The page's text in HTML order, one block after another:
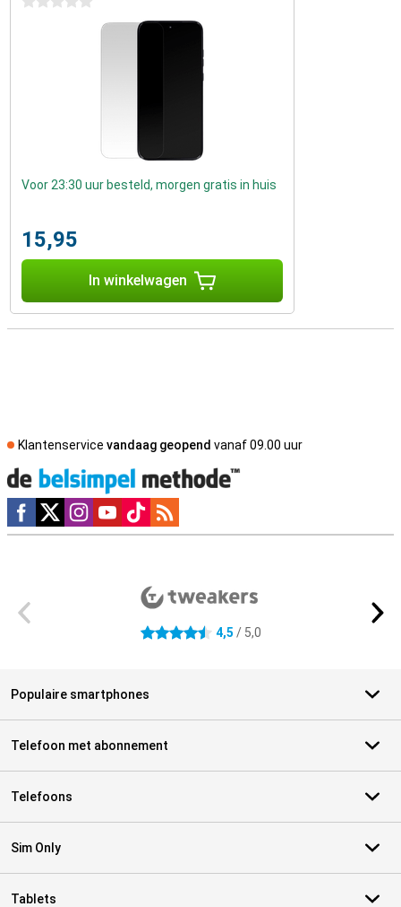
Voor 23:30 uur besteld, morgen gratis in huis
15,95
In winkelwagen
Klantenservice vandaag geopend vanaf 09.00 uur
Social media
4.5 sterren 4,5 / 5,0
Populaire smartphones
Telefoon met abonnement
Telefoons
Sim Only
Tablets